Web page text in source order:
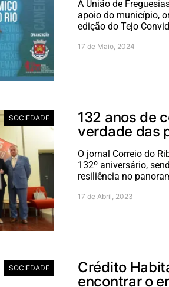
A União de
apoio do município,
edição do Tejo
17 de Maio, 2024
SOCIEDADE
132 anos de
verdade das
O jornal Correio do
132º aniversário,
resiliência no
17 de Abril, 2023
SOCIEDADE
Crédito
encontrar o